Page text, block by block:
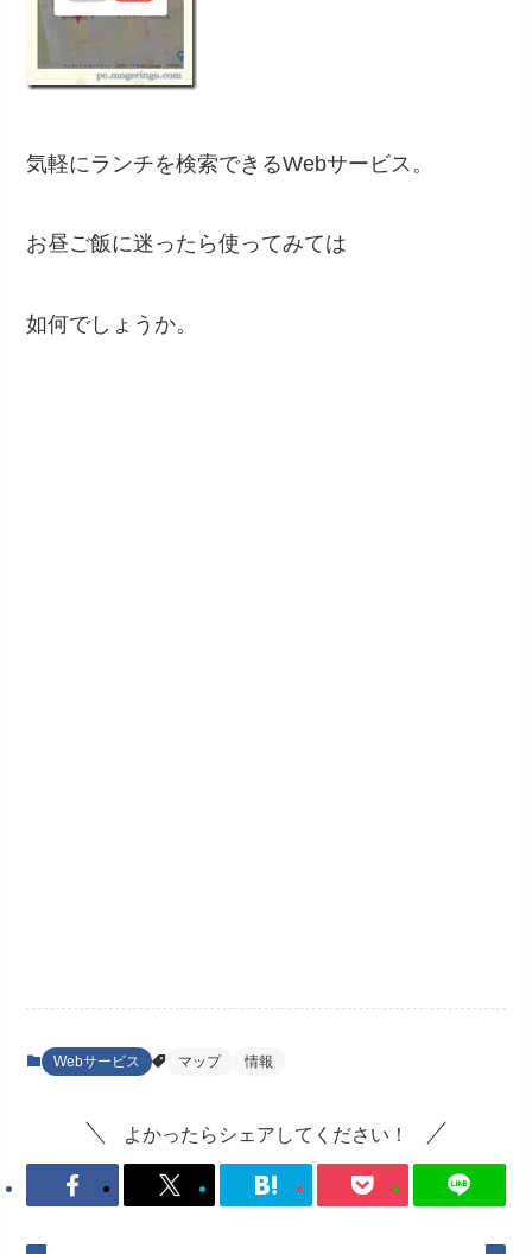
気軽にランチを検索できるWebサービス。
お昼ご飯に迷ったら使ってみては
如何でしょうか。
Webサービス マップ 情報
よかったらシェアしてください！